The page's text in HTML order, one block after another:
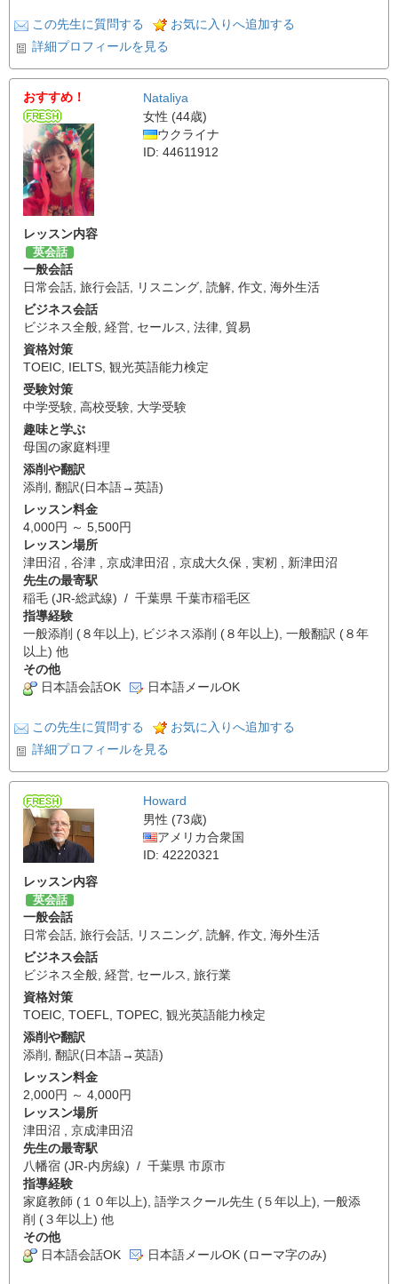
この先生に質問する
お気に入りへ追加する
詳細プロフィールを見る
おすすめ！
Nataliya
女性 (44歳)
ウクライナ
ID: 44611912
レッスン内容
英会話
一般会話
日常会話, 旅行会話, リスニング, 読解, 作文, 海外生活
ビジネス会話
ビジネス全般, 経営, セールス, 法律, 貿易
資格対策
TOEIC, IELTS, 観光英語能力検定
受験対策
中学受験, 高校受験, 大学受験
趣味と学ぶ
母国の家庭料理
添削や翻訳
添削 , 翻訳(日本語→英語)
レッスン料金
4,000円 ～ 5,500円
レッスン場所
津田沼 , 谷津 , 京成津田沼 , 京成大久保 , 実籾 , 新津田沼
先生の最寄駅
稲毛 (JR-総武線) / 千葉県 千葉市稲毛区
指導経験
一般添削 (８年以上), ビジネス添削 (８年以上), 一般翻訳 (８年
以上) 他
その他
日本語会話OK
日本語メールOK
この先生に質問する
お気に入りへ追加する
詳細プロフィールを見る
Howard
男性 (73歳)
アメリカ合衆国
ID: 42220321
レッスン内容
英会話
一般会話
日常会話 旅行会話 リスニング 読解 作文 海外生活
ビジネス会話
ビジネス全般 経営 セールス
旅行業
資格対策
TOEIC TOEFL TOPEC 観光英語能力検定
添削や翻訳
添削
翻訳(日本語→英語)
レッスン料金
2,000円 ～ 4,000円
レッスン場所
津田沼 , 京成津田沼
先生の最寄駅
八幡宿 (JR-内房線) / 千葉県 市原市
指導経験
家庭教師 (１０年以上), 語学スクール先生 (５年以上), 一般添
削 (３年以上) 他
その他
日本語会話OK
日本語メールOK (ローマ字のみ)